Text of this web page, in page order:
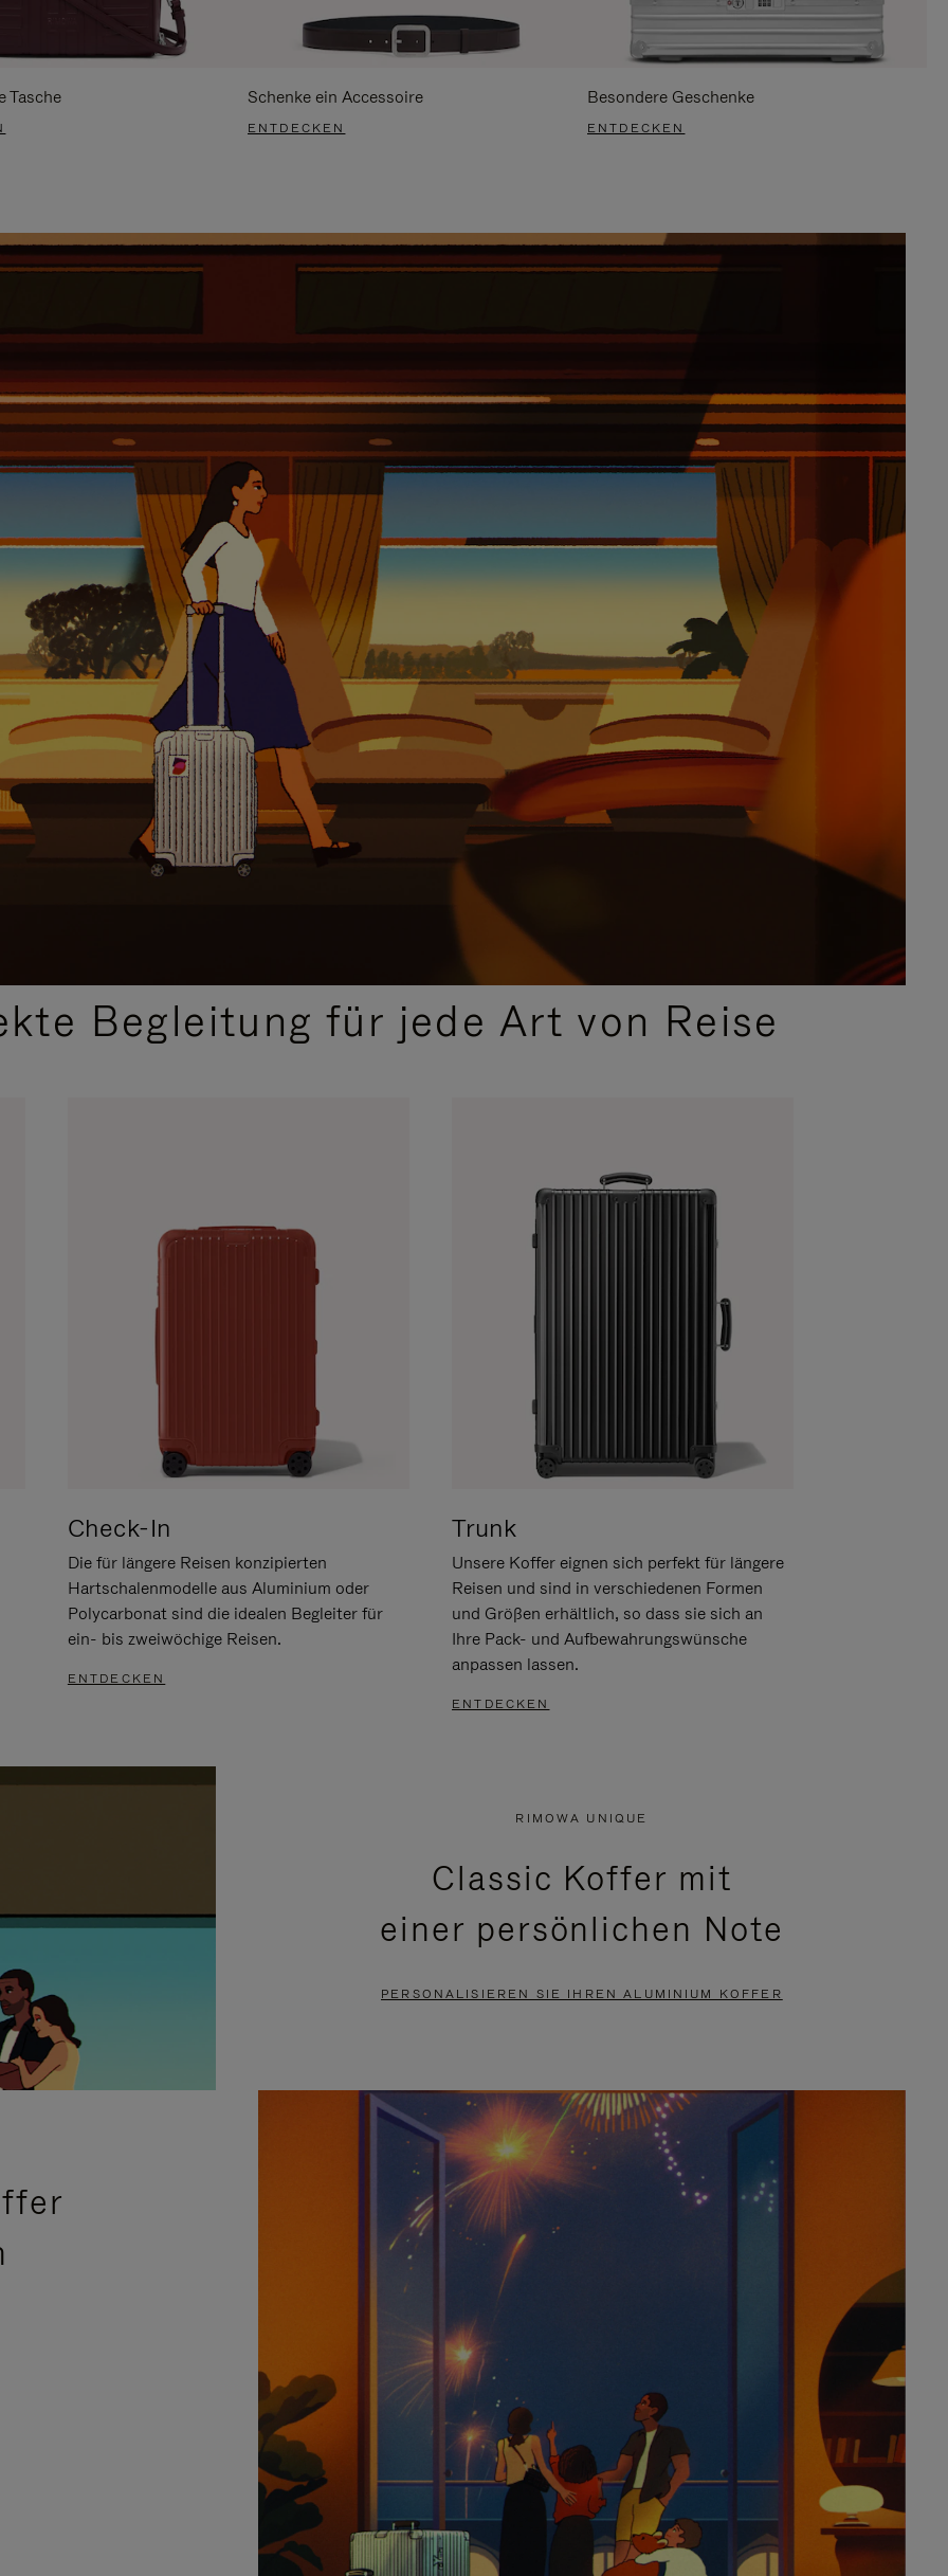
Tasche Schenke ein Accessoire
ENTDECKEN
Besondere Geschenke
ENTDECKEN
Begleitung für jede Art von Reise
Check-In
Die für längere Reisen konzipierten
Hartschalenmodelle aus Aluminium oder
Polycarbonat sind die idealen Begleiter für
ein- bis zweiwöchige Reisen.
ENTDECKEN
Trunk
Unsere Koffer eignen sich perfekt für längere
Reisen und sind in verschiedenen Formen
und Größen erhältlich, so dass sie sich an
Ihre Pack- und Aufbewahrungswünsche
anpassen lassen.
ENTDECKEN
RIMOWA UNIQUE
Classic Koffer mit
einer persönlichen Note
PERSONALISIEREN SIE IHREN ALUMINIUM KOFFER